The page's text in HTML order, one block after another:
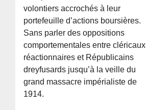
volontiers accrochés à leur
portefeuille d’actions boursières.
Sans parler des oppositions
comportementales entre cléricaux
réactionnaires et Républicains
dreyfusards jusqu’à la veille du
grand massacre impérialiste de
1914.